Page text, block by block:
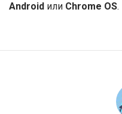
Android или Chrome OS.